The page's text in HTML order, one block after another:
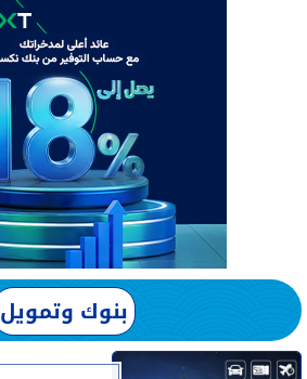
بنوك وتمويل